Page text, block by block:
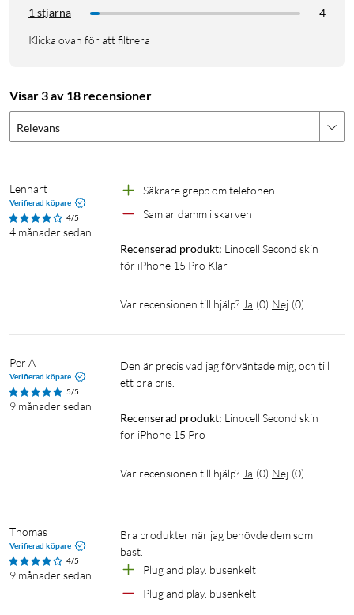
1 stjärna
4
Klicka ovan för att filtrera
Visar 3 av 18 recensioner
Relevans
Lennart
Verifierad köpare
4/5
4 månader sedan
Säkrare grepp om telefonen.
Samlar damm i skarven
Recenserad produkt: Linocell Second skin
för iPhone 15 Pro Klar
Var recensionen till hjälp? Ja (0) Nej (0)
Per A
Verifierad köpare
5/5
9 månader sedan
Den är precis vad jag förväntade mig, och till
ett bra pris.
Recenserad produkt: Linocell Second skin
för iPhone 15 Pro
Var recensionen till hjälp? Ja (0) Nej (0)
Thomas
Verifierad köpare
4/5
9 månader sedan
Bra produkter när jag behövde dem som
bäst.
Plug and play. busenkelt
Plug and play. busenkelt